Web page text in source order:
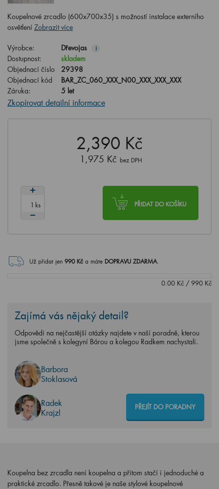
Koupelnové zrcadlo (600x700x35) s možností instalace externího
osvětlení Zobrazit více
Výrobce: Dřevojas i
Dostupnost:
skladem
Objednací číslo
29398
Objednací kód
BAR_ZC_060_XXX_N00_XXX_XXX_XXX
Záruka:
5 let
Zkopírovat detailní informace
2,390 Kč
1,975 Kč bez DPH
PŘIDAT DO KOŠÍKU
ks
Už přidat jen 990Kč a máte DOPRAVU ZDARMA.
0.00 Kč / 990 Kč
Zajímá vás nějaký detail?
Odpovědi na nejčastější otázky najdete v naší poradně, kterou
jsme společně s kolegyní Bárou a kolegou Radkem nachystali.
Barbora
Stoklasová
Radek
Krajzl
PŘEJÍT DO PORADNY
Koupelna bez zrcadla není koupelna a přitom stačí i jednoduché a
praktické zrcadlo. Přesně takové je naše stylové koupelnové